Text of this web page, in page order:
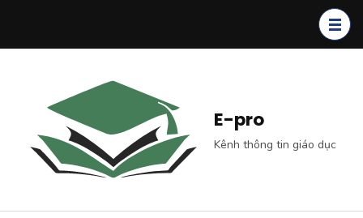
E-pro
Kênh thông tin giáo dục